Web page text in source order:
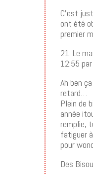
C’est
ont été
premier
21. Le
12:55
Ah ben
retard…
Plein de
année
remplie,
fatiguer
pour
Des